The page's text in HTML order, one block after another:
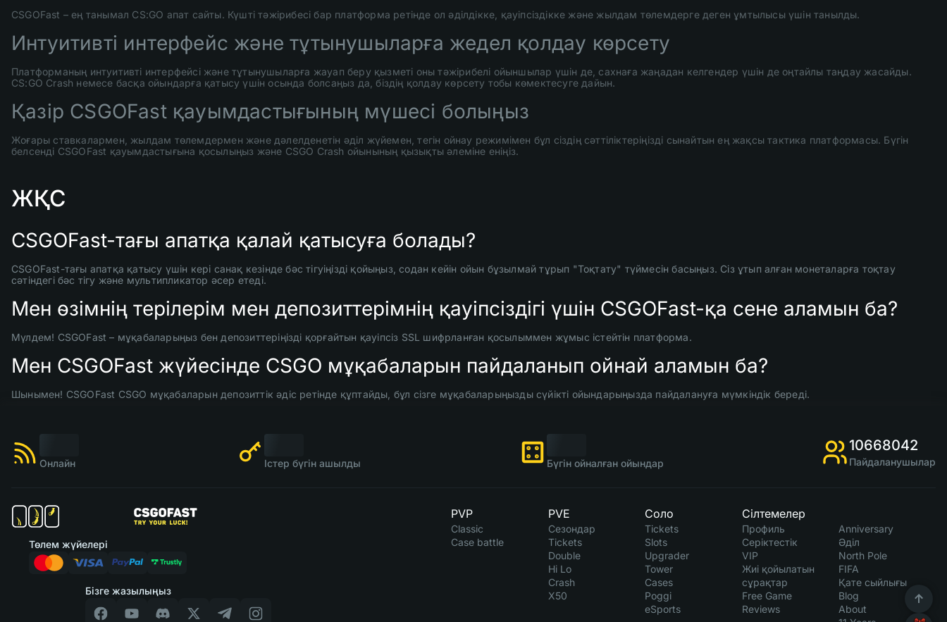
CSGOFast – ең танымал CS:GO апат сайты. Күшті тәжірибесі бар платформа ретінде ол әділдікке, қауіпсіздікке және жылдам төлемдерге деген ұмтылысы үшін танылды.
Интуитивті интерфейс және тұтынушыларға жедел қолдау көрсету
Платформаның интуитивті интерфейсі және тұтынушыларға жауап беру қызметі оны тәжірибелі ойыншылар үшін де, сахнаға жаңадан келгендер үшін де оңтайлы таңдау жасайды.
CS:GO Crash немесе басқа ойындарға қатысу үшін осында болсаңыз да, біздің қолдау көрсету тобы көмектесуге дайын.
Қазір CSGOFast қауымдастығының мүшесі болыңыз
Жоғары ставкалармен, жылдам төлемдермен және дәлелденетін әділ жүйемен, тегін ойнау режимімен бұл сіздің сәттіліктеріңізді сынайтын ең жақсы тактика платформасы. Бүгін
белсенді CSGOFast қауымдастығына қосылыңыз және CSGO Crash ойынының қызықты әлеміне еніңіз.
ЖҚС
CSGOFast-тағы апатқа қалай қатысуға болады?
CSGOFast-тағы апатқа қатысу үшін кері санақ кезінде бәс тігуіңізді қойыңыз, содан кейін ойын бұзылмай тұрып "Тоқтату" түймесін басыңыз. Сіз ұтып алған монеталарға тоқтау
сәтіндегі бәс тігу және мультипликатор әсер етеді.
Мен өзімнің терілерім мен депозиттерімнің қауіпсіздігі үшін CSGOFast-қа сене аламын ба?
Мүлдем! CSGOFast – мұқабаларыңыз бен депозиттеріңізді қорғайтын қауіпсіз SSL шифрланған қосылыммен жұмыс істейтін платформа.
Мен CSGOFast жүйесінде CSGO мұқабаларын пайдаланып ойнай аламын ба?
Шынымен! CSGOFast CSGO мұқабаларын депозиттік әдіс ретінде құптайды, бұл сізге мұқабаларыңызды сүйікті ойындарыңызда пайдалануға мүмкіндік береді.
Онлайн Істер бүгін ашылды Бүгін ойналған ойындар
10668042
Пайдаланушылар
Бізге жазылыңыз
Төлем жүйелері
PVP
Classic
Case battle
PVE
Сезондар
Tickets
Double
Hi Lo
Crash
X50
Соло
Tickets
Slots
Upgrader
Tower
Cases
Poggi
eSports
Сілтемелер
Профиль
Серіктестік
VIP
Жиі қойылатын
сұрақтар
Free Game
Reviews
Anniversary
Әділ
North Pole
FIFA
Қате сыйлығы
Blog
About